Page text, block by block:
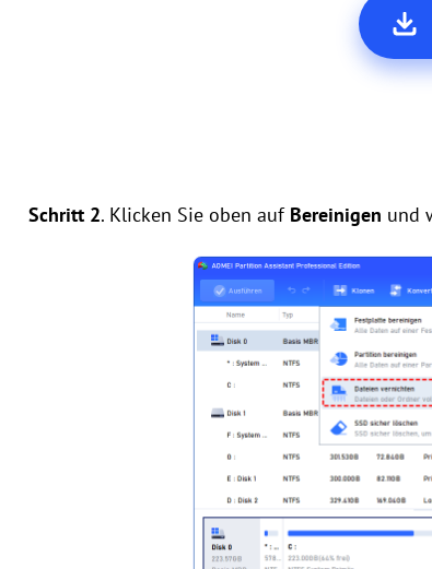
Schritt 2. Klicken Sie oben auf Bereinigen und